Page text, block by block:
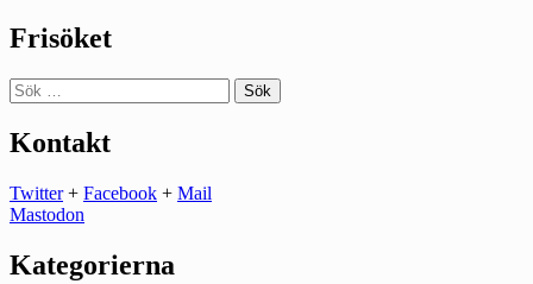
Frisöket
Sök
efter:
Kontakt
Twitter+ Facebook + Mail
Mastodon
Kategorierna